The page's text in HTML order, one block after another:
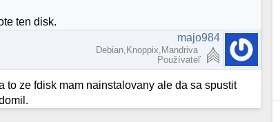
ten disk.
majo984
Debian,Knoppix,Mandriva
Používateľ
to ze fdisk mam nainstalovany ale da sa spustit